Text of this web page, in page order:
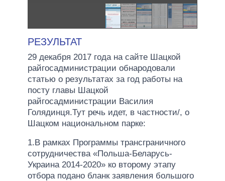
РЕЗУЛЬТАТ
29 декабря 2017 года на сайте Шацкой
райгосадминистрации обнародовали
статью о результатах за год работы на
посту главы Шацкой
райгосадминистрации Василия
Голядинця.Тут речь идет, в частности/, о
Шацком национальном парке:
1.В рамках Программы трансграничного
сотрудничества «Польша-Беларусь-
Украина 2014-2020» ко второму этапу
отбора подано бланк заявления большого